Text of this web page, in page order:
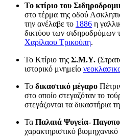
Το κτίριο του
στο τέρμα της οδού
την ανέλαβε το 1886 η
δικτύου των σιδηροδρόμων
Χαρίλαου Τρικούπη.
Το Κτίριο της Σ.Μ.Υ.
ιστορικό μνημείο
Το δικαστικό μέγαρο
στο οποίο στεγαζόταν το
στεγάζονται τα δικαστήρια
Τα Παλαιά Ψυγεία-
χαρακτηριστικό